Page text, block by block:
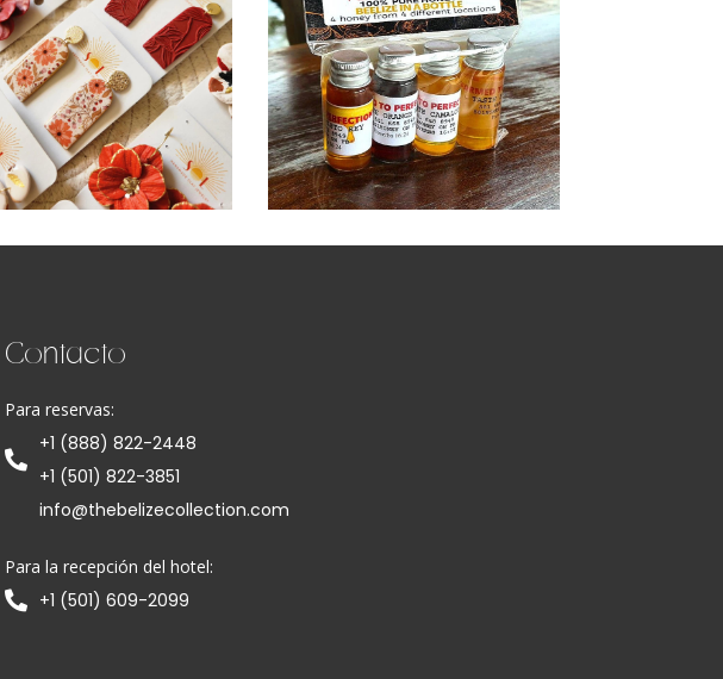
Contacto
Para reservas:
+1 (888) 822-2448
+1 (501) 822-3851
info@thebelizecollection.com
Para la recepción del hotel:
+1 (501) 609-2099